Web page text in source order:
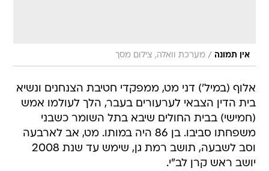
אין תמונה / מערכת וואלה, צילום מסך
אלוף (במיל') דני מט, ממפקדי חטיבת הצנחנים ונשיא
בית הדין הצבאי לערעורים בעבר, הלך לעולמו אמש
(חמישי) בבית החולים שיבא בתל השומר כשבני
משפחתו סביבו. בן 86 היה במותו. מט, אב לארבעה
וסב לשבעה, תושב רמת גן, שימש עד שנת 2008
יושב ראש קרן לב"י.